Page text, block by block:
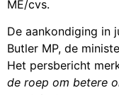
ME/CFS Australia,
College of
General Practitioners